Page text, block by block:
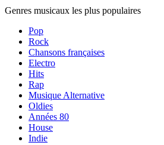
Genres musicaux les plus populaires
Pop
Rock
Chansons françaises
Electro
Hits
Rap
Musique Alternative
Oldies
Années 80
House
Indie